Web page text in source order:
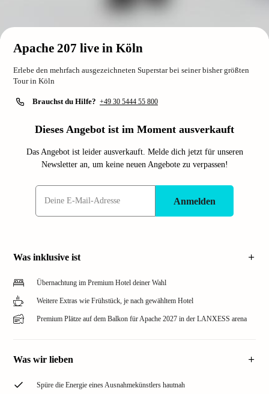
Apache 207 live in Köln
Erlebe den mehrfach ausgezeichneten Superstar bei seiner bisher größten
Tour in Köln
Brauchst du Hilfe? +49 30 5444 55 800
Dieses Angebot ist im Moment ausverkauft
Das Angebot ist leider ausverkauft. Melde dich jetzt für unseren
Newsletter an, um keine neuen Angebote zu verpassen!
Anmelden
Was inklusive ist
Übernachtung im Premium Hotel deiner Wahl
Weitere Extras wie Frühstück, je nach gewähltem Hotel
Premium Plätze auf dem Balkon für Apache 2027 in der LANXESS arena
Was wir lieben
Spüre die Energie eines Ausnahmekünstlers hautnah